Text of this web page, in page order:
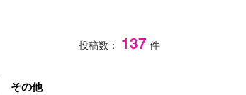
投稿数： 137 件
その他